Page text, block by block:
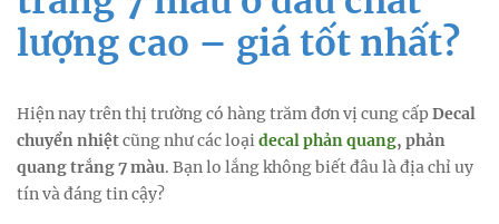
lượng cao – giá tốt nhất?
Hiện nay trên thị trường có hàng trăm đơn vị cung cấpDecal
chuyển nhiệtcũng như các loạidecal phản quang, phản
quang trắng 7 màu. Bạn lo lắng không biết đâu là địa chỉ uy
tín và đáng tin cậy?